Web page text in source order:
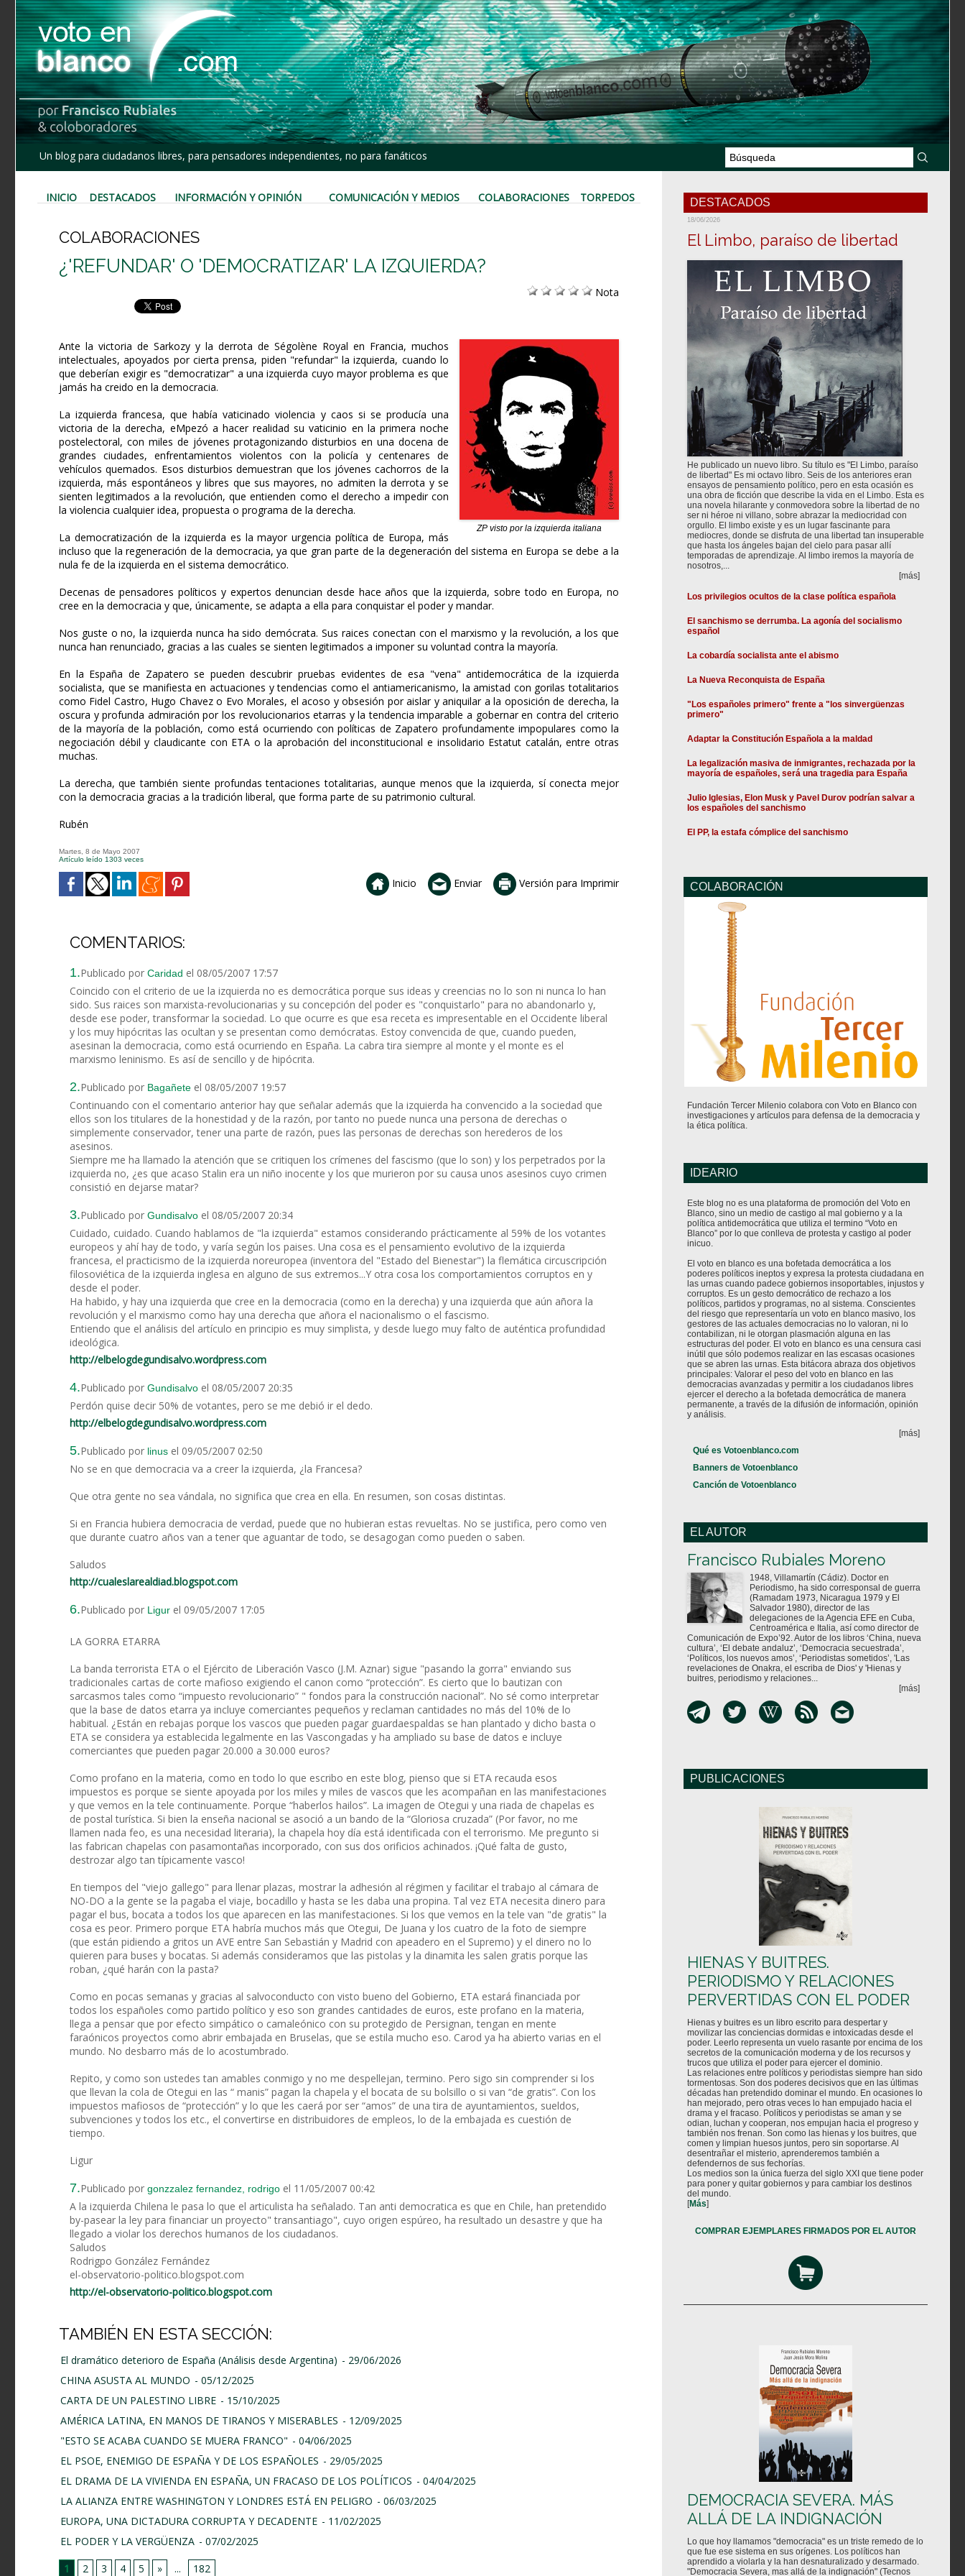
Un blog para ciudadanos libres, para pensadores independientes, no para fanáticos
INICIO DESTACADOS INFORMACIÓN Y OPINIÓN COMUNICACIÓN Y MEDIOS COLABORACIONES TORPEDOS
COLABORACIONES
¿'REFUNDAR' O 'DEMOCRATIZAR' LA IZQUIERDA?
Nota
ZP visto por la izquierda italiana
Ante la victoria de Sarkozy y la derrota de Ségolène Royal en Francia, muchos
intelectuales, apoyados por cierta prensa, piden "refundar" la izquierda, cuando lo
que deberían exigir es "democratizar" a una izquierda cuyo mayor problema es que
jamás ha creido en la democracia.
La izquierda francesa, que había vaticinado violencia y caos si se producía una
victoria de la derecha, eMpezó a hacer realidad su vaticinio en la primera noche
postelectoral, con miles de jóvenes protagonizando disturbios en una docena de
grandes ciudades, enfrentamientos violentos con la policía y centenares de
vehículos quemados. Esos disturbios demuestran que los jóvenes cachorros de la
izquierda, más espontáneos y libres que sus mayores, no admiten la derrota y se
sienten legitimados a la revolución, que entienden como el derecho a impedir con
la violencia cualquier idea, propuesta o programa de la derecha.
La democratización de la izquierda es la mayor urgencia política de Europa, más
incluso que la regeneración de la democracia, ya que gran parte de la degeneración del sistema en Europa se debe a la
nula fe de la izquierda en el sistema democrático.
Decenas de pensadores políticos y expertos denuncian desde hace años que la izquierda, sobre todo en Europa, no
cree en la democracia y que, únicamente, se adapta a ella para conquistar el poder y mandar.
Nos guste o no, la izquierda nunca ha sido demócrata. Sus raices conectan con el marxismo y la revolución, a los que
nunca han renunciado, gracias a las cuales se sienten legitimados a imponer su voluntad contra la mayoría.
En la España de Zapatero se pueden descubrir pruebas evidentes de esa "vena" antidemocrática de la izquierda
socialista, que se manifiesta en actuaciones y tendencias como el antiamericanismo, la amistad con gorilas totalitarios
como Fidel Castro, Hugo Chavez o Evo Morales, el acoso y obsesión por aislar y aniquilar a la oposición de derecha, la
oscura y profunda admiración por los revolucionarios etarras y la tendencia imparable a gobernar en contra del criterio
de la mayoría de la población, como está ocurriendo con políticas de Zapatero profundamente impopulares como la
negociación débil y claudicante con ETA o la aprobación del inconstitucional e insolidario Estatut catalán, entre otras
muchas.
La derecha, que también siente profundas tentaciones totalitarias, aunque menos que la izquierda, sí conecta mejor
con la democracia gracias a la tradición liberal, que forma parte de su patrimonio cultural.
Rubén
Martes, 8 de Mayo 2007
Artículo leído 1303 veces
Inicio Enviar Versión para Imprimir
COMENTARIOS:
1.Publicado por Caridad el 08/05/2007 17:57
Coincido con el criterio de ue la izquierda no es democrática porque sus ideas y creencias no lo son ni nunca lo han
sido. Sus raices son marxista-revolucionarias y su concepción del poder es "conquistarlo" para no abandonarlo y,
desde ese poder, transformar la sociedad. Lo que ocurre es que esa receta es impresentable en el Occidente liberal
y los muy hipócritas las ocultan y se presentan como demócratas. Estoy convencida de que, cuando pueden,
asesinan la democracia, como está ocurriendo en España. La cabra tira siempre al monte y el monte es el
marxismo leninismo. Es así de sencillo y de hipócrita.
2.Publicado por Bagañete el 08/05/2007 19:57
Continuando con el comentario anterior hay que señalar además que la izquierda ha convencido a la sociedad que
ellos son los titulares de la honestidad y de la razón, por tanto no puede nunca una persona de derechas o
simplemente conservador, tener una parte de razón, pues las personas de derechas son herederos de los
asesinos.
Siempre me ha llamado la atención que se critiquen los crímenes del fascismo (que lo son) y los perpetrados por la
izquierda no, ¿es que acaso Stalin era un niño inocente y los que murieron por su causa unos asesinos cuyo crimen
consistió en dejarse matar?
3.Publicado por Gundisalvo el 08/05/2007 20:34
Cuidado, cuidado. Cuando hablamos de "la izquierda" estamos considerando prácticamente al 59% de los votantes
europeos y ahí hay de todo, y varía según los paises. Una cosa es el pensamiento evolutivo de la izquierda
francesa, el practicismo de la izquierda noreuropea (inventora del "Estado del Bienestar") la flemática circuscripción
filosoviética de la izquierda inglesa en alguno de sus extremos...Y otra cosa los comportamientos corruptos en y
desde el poder.
Ha habido, y hay una izquierda que cree en la democracia (como en la derecha) y una izquierda que aún añora la
revolución y el marxismo como hay una derecha que añora el nacionalismo o el fascismo.
Entiendo que el análisis del artículo en principio es muy simplista, y desde luego muy falto de auténtica profundidad
ideológica.
http://elbelogdegundisalvo.wordpress.com
4.Publicado por Gundisalvo el 08/05/2007 20:35
Perdón quise decir 50% de votantes, pero se me debió ir el dedo.
http://elbelogdegundisalvo.wordpress.com
5.Publicado por linus el 09/05/2007 02:50
No se en que democracia va a creer la izquierda, ¿la Francesa?
Que otra gente no sea vándala, no significa que crea en ella. En resumen, son cosas distintas.
Si en Francia hubiera democracia de verdad, puede que no hubieran estas revueltas. No se justifica, pero como ven
que durante cuatro años van a tener que aguantar de todo, se desagogan como pueden o saben.
Saludos
http://cualeslarealdiad.blogspot.com
6.Publicado por Ligur el 09/05/2007 17:05
LA GORRA ETARRA
La banda terrorista ETA o el Ejército de Liberación Vasco (J.M. Aznar) sigue "pasando la gorra" enviando sus
tradicionales cartas de corte mafioso exigiendo el canon como “protección”. Es cierto que lo bautizan con
sarcasmos tales como “impuesto revolucionario” " fondos para la construcción nacional”. No sé como interpretar
que la base de datos etarra ya incluye comerciantes pequeños y reclaman cantidades no más del 10% de lo
habitual. ¿Están en rebajas porque los vascos que pueden pagar guardaespaldas se han plantado y dicho basta o
ETA se considera ya establecida legalmente en las Vascongadas y ha ampliado su base de datos e incluye
comerciantes que pueden pagar 20.000 a 30.000 euros?
Como profano en la materia, como en todo lo que escribo en este blog, pienso que si ETA recauda esos
impuestos es porque se siente apoyada por los miles y miles de vascos que les acompañan en las manifestaciones
y que vemos en la tele continuamente. Porque “haberlos hailos”. La imagen de Otegui y una riada de chapelas es
de postal turística. Si bien la enseña nacional se asoció a un bando de la “Gloriosa cruzada” (Por favor, no me
llamen nada feo, es una necesidad literaria), la chapela hoy día está identificada con el terrorismo. Me pregunto si
las fabrican chapelas con pasamontañas incorporado, con sus dos orificios achinados. ¡Qué falta de gusto,
destrozar algo tan típicamente vasco!
En tiempos del "viejo gallego" para llenar plazas, mostrar la adhesión al régimen y facilitar el trabajo al cámara de
NO-DO a la gente se la pagaba el viaje, bocadillo y hasta se les daba una propina. Tal vez ETA necesita dinero para
pagar el bus, bocata a todos los que aparecen en las manifestaciones. Si los que vemos en la tele van "de gratis" la
cosa es peor. Primero porque ETA habría muchos más que Otegui, De Juana y los cuatro de la foto de siempre
(que están pidiendo a gritos un AVE entre San Sebastián y Madrid con apeadero en el Supremo) y el dinero no lo
quieren para buses y bocatas. Si además consideramos que las pistolas y la dinamita les salen gratis porque las
roban, ¿qué harán con la pasta?
Como en pocas semanas y gracias al salvoconducto con visto bueno del Gobierno, ETA estará financiada por
todos los españoles como partido político y eso son grandes cantidades de euros, este profano en la materia,
llega a pensar que por efecto simpático o camaleónico con su protegido de Persignan, tengan en mente
faraónicos proyectos como abrir embajada en Bruselas, que se estila mucho eso. Carod ya ha abierto varias en el
mundo. No desbarro más de lo acostumbrado.
Repito, y como son ustedes tan amables conmigo y no me despellejan, termino. Pero sigo sin comprender si los
que llevan la cola de Otegui en las “ manis” pagan la chapela y el bocata de su bolsillo o si van “de gratis”. Con los
impuestos mafiosos de “protección” y lo que les caerá por ser “amos” de una tira de ayuntamientos, sueldos,
subvenciones y todos los etc., el convertirse en distribuidores de empleos, lo de la embajada es cuestión de
tiempo.
Ligur
7.Publicado por gonzzalez fernandez, rodrigo el 11/05/2007 00:42
A la izquierda Chilena le pasa lo que el articulista ha señalado. Tan anti democratica es que en Chile, han pretendido
by-pasear la ley para financiar un proyecto" transantiago", cuyo origen espúreo, ha resultado un desastre y que ha
llegado a violar los derechos humanos de los ciudadanos.
Saludos
Rodrigpo González Fernández
el-observatorio-politico.blogspot.com
http://el-observatorio-politico.blogspot.com
TAMBIÉN EN ESTA SECCIÓN:
El dramático deterioro de España (Análisis desde Argentina) - 29/06/2026
CHINA ASUSTA AL MUNDO - 05/12/2025
CARTA DE UN PALESTINO LIBRE - 15/10/2025
AMÉRICA LATINA, EN MANOS DE TIRANOS Y MISERABLES - 12/09/2025
"ESTO SE ACABA CUANDO SE MUERA FRANCO" - 04/06/2025
EL PSOE, ENEMIGO DE ESPAÑA Y DE LOS ESPAÑOLES - 29/05/2025
EL DRAMA DE LA VIVIENDA EN ESPAÑA, UN FRACASO DE LOS POLÍTICOS - 04/04/2025
LA ALIANZA ENTRE WASHINGTON Y LONDRES ESTÁ EN PELIGRO - 06/03/2025
EUROPA, UNA DICTADURA CORRUPTA Y DECADENTE - 11/02/2025
EL PODER Y LA VERGÜENZA - 07/02/2025
1
2 3 4 5 » ... 182
DESTACADOS
18/06/2026
El Limbo, paraíso de libertad
He publicado un nuevo libro. Su título es "El Limbo, paraíso
de libertad" Es mi octavo libro. Seis de los anteriores eran
ensayos de pensamiento político, pero en esta ocasión es
una obra de ficción que describe la vida en el Limbo. Esta es
una novela hilarante y conmovedora sobre la libertad de no
ser ni héroe ni villano, sobre abrazar la mediocridad con
orgullo. El limbo existe y es un lugar fascinante para
mediocres, donde se disfruta de una libertad tan insuperable
que hasta los ángeles bajan del cielo para pasar allí
temporadas de aprendizaje. Al limbo iremos la mayoría de
nosotros,...
[más]
Los privilegios ocultos de la clase política española
El sanchismo se derrumba. La agonía del socialismo
español
La cobardía socialista ante el abismo
La Nueva Reconquista de España
"Los españoles primero" frente a "los sinvergüenzas
primero"
Adaptar la Constitución Española a la maldad
La legalización masiva de inmigrantes, rechazada por la
mayoría de españoles, será una tragedia para España
Julio Iglesias, Elon Musk y Pavel Durov podrían salvar a
los españoles del sanchismo
El PP, la estafa cómplice del sanchismo
COLABORACIÓN
Fundación Tercer Milenio colabora con Voto en Blanco con
investigaciones y artículos para defensa de la democracia y
la ética política.
IDEARIO
Este blog no es una plataforma de promoción del Voto en
Blanco, sino un medio de castigo al mal gobierno y a la
política antidemocrática que utiliza el termino “Voto en
Blanco” por lo que conlleva de protesta y castigo al poder
inicuo.
El voto en blanco es una bofetada democrática a los
poderes políticos ineptos y expresa la protesta ciudadana en
las urnas cuando padece gobiernos insoportables, injustos y
corruptos. Es un gesto democrático de rechazo a los
políticos, partidos y programas, no al sistema. Conscientes
del riesgo que representaría un voto en blanco masivo, los
gestores de las actuales democracias no lo valoran, ni lo
contabilizan, ni le otorgan plasmación alguna en las
estructuras del poder. El voto en blanco es una censura casi
inútil que sólo podemos realizar en las escasas ocasiones
que se abren las urnas. Esta bitácora abraza dos objetivos
principales: Valorar el peso del voto en blanco en las
democracias avanzadas y permitir a los ciudadanos libres
ejercer el derecho a la bofetada democrática de manera
permanente, a través de la difusión de información, opinión
y análisis.
[más]
Qué es Votoenblanco.com
Banners de Votoenblanco
Canción de Votoenblanco
EL AUTOR
Francisco Rubiales Moreno
1948, Villamartín (Cádiz). Doctor en
Periodismo, ha sido corresponsal de guerra
(Ramadam 1973, Nicaragua 1979 y El
Salvador 1980), director de las
delegaciones de la Agencia EFE en Cuba,
Centroamérica e Italia, así como director de
Comunicación de Expo’92. Autor de los libros ‘China, nueva
cultura’, ‘El debate andaluz’, ‘Democracia secuestrada’,
‘Políticos, los nuevos amos’, ‘Periodistas sometidos’, 'Las
revelaciones de Onakra, el escriba de Dios' y 'Hienas y
buitres, periodismo y relaciones...
[más]
PUBLICACIONES
HIENAS Y BUITRES.
PERIODISMO Y RELACIONES
PERVERTIDAS CON EL PODER
Hienas y buitres es un libro escrito para despertar y
movilizar las conciencias dormidas e intoxicadas desde el
poder. Leerlo representa un vuelo rasante por encima de los
secretos de la comunicación moderna y de los recursos y
trucos que utiliza el poder para ejercer el dominio.
Las relaciones entre políticos y periodistas siempre han sido
tormentosas. Son dos poderes decisivos que en las últimas
décadas han pretendido dominar el mundo. En ocasiones lo
han mejorado, pero otras veces lo han empujado hacia el
drama y el fracaso. Políticos y periodistas se aman y se
odian, luchan y cooperan, nos empujan hacia el progreso y
también nos frenan. Son como las hienas y los buitres, que
comen y limpian huesos juntos, pero sin soportarse. Al
desentrañar el misterio, aprenderemos también a
defendernos de sus fechorías.
Los medios son la única fuerza del siglo XXI que tiene poder
para poner y quitar gobiernos y para cambiar los destinos
del mundo.
[Más]
COMPRAR EJEMPLARES FIRMADOS POR EL AUTOR
DEMOCRACIA SEVERA. MÁS
ALLÁ DE LA INDIGNACIÓN
Lo que hoy llamamos "democracia" es un triste remedo de lo
que fue ese sistema en sus orígenes. Los políticos han
aprendido a violarla y la han desnaturalizado y desarmado.
"Democracia Severa, mas allá de la indignación" (Tecnos